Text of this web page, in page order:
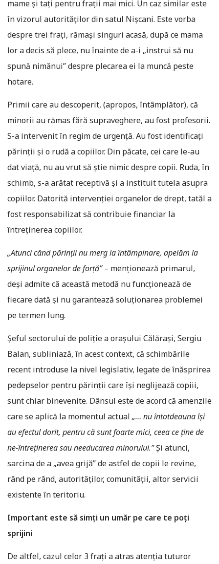
mame și tați pentru frații mai mici. Un caz similar este
în vizorul autorităților din satul Nișcani. Este vorba
despre trei frați, rămași singuri acasă, după ce mama
lor a decis să plece, nu înainte de a-i „instrui să nu
spună nimănui” despre plecarea ei la muncă peste
hotare.
Primii care au descoperit, (apropos, întâmplător), că
minorii au rămas fără supraveghere, au fost profesorii.
S-a intervenit în regim de urgenţă. Au fost identificați
părinții și o rudă a copiilor. Din păcate, cei care le-au
dat viață, nu au vrut să știe nimic despre copii. Ruda, în
schimb, s-a arătat receptivă și a instituit tutela asupra
copiilor. Datorită intervenției organelor de drept, tatăl a
fost responsabilizat să contribuie financiar la
întreținerea copiilor.
„Atunci când părinții nu merg la întâmpinare, apelăm la
sprijinul organelor de forță”– menționează primarul,
deși admite că această metodă nu funcționează de
fiecare dată și nu garantează soluționarea problemei
pe termen lung.
Șeful sectorului de poliție a orașului Călărași, Sergiu
Balan, subliniază, în acest context, că schimbările
recent introduse la nivel legislativ, legate de înăsprirea
pedepselor pentru părinții care își neglijează copiii,
sunt chiar binevenite. Dânsul este de acord că amenzile
care se aplică la momentul actual „… nu întotdeauna își
au efectul dorit, pentru că sunt foarte mici, ceea ce ține de
ne-întreținerea sau needucarea minorului.”Și atunci,
sarcina de a „avea grijă” de astfel de copii le revine,
rând pe rând, autorităților, comunității, altor servicii
existente în teritoriu.
Important este să simţi un umăr pe care te poţi
sprijini
De altfel, cazul celor 3 frați a atras atenția tuturor